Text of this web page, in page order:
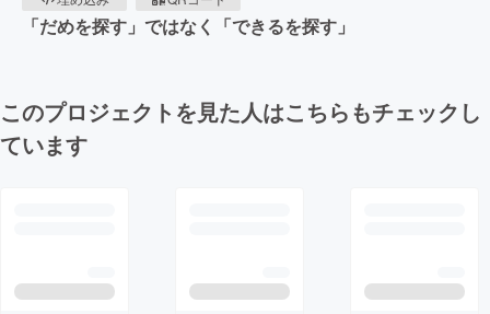
「だめを探す」ではなく「できるを探す」
このプロジェクトを見た人はこちらもチェックし
ています